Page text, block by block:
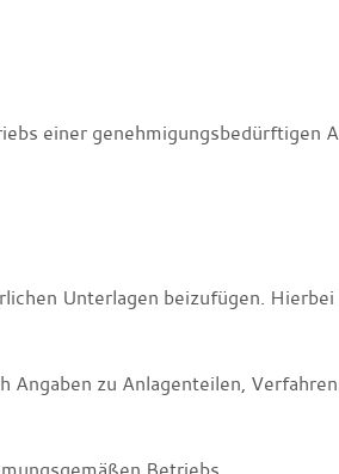
einer genehmigungsbedürftigen
Unterlagen beizufügen.
Angaben zu Anlagenteilen,